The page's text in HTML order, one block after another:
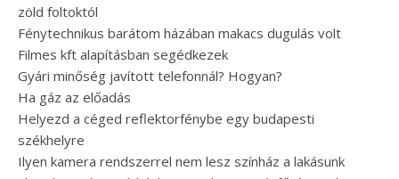
zöld foltoktól
Fénytechnikus barátom házában makacs dugulás volt
Filmes kft alapításban segédkezek
Gyári minőség javított telefonnál? Hogyan?
Ha gáz az előadás
Helyezd a céged reflektorfénybe egy budapesti
székhelyre
Ilyen kamera rendszerrel nem lesz színház a lakásunk